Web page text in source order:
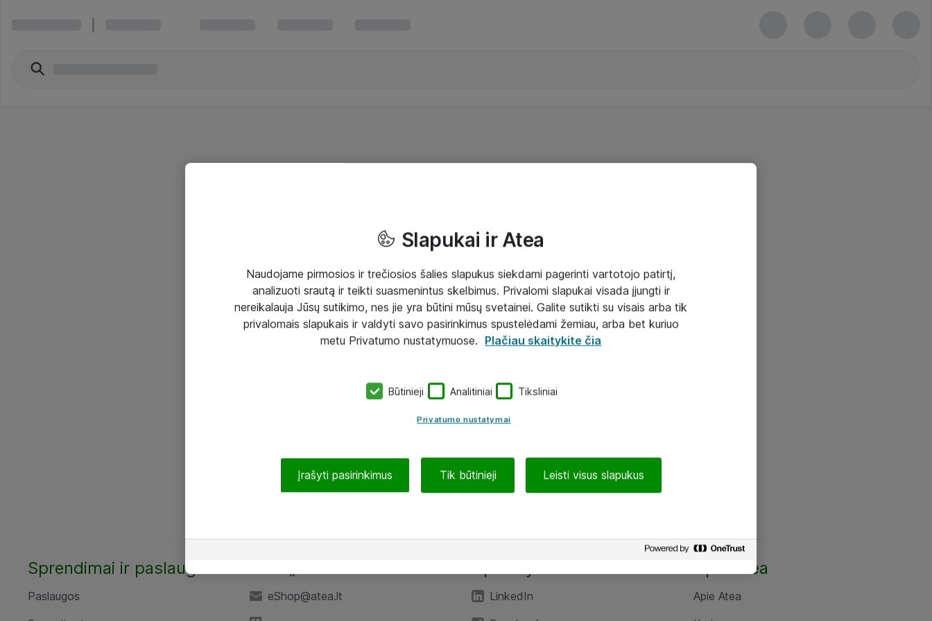
Sprendimai ir paslaugos
Paslaugos
eShop@atea.lt
LinkedIn
Apie Atea
Apie Atea
Slapukai ir Atea
Naudojame pirmosios ir trečiosios šalies slapukus siekdami pagerinti vartotojo patirtį,
analizuoti srautą ir teikti suasmenintus skelbimus. Privalomi slapukai visada įjungti ir
nereikalauja Jūsų sutikimo, nes jie yra būtini mūsų svetainei. Galite sutikti su visais arba tik
privalomais slapukais ir valdyti savo pasirinkimus spustelėdami žemiau, arba bet kuriuo
metu Privatumo nustatymuose. Plačiau skaitykite čia
Būtinieji Analitiniai Tiksliniai
Privatumo nustatymai
Įrašyti pasirinkimus Tik būtinieji Leisti visus slapukus